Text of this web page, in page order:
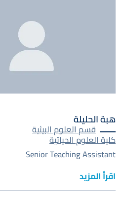
هبة الحليلة
قسم العلوم البيئية
كلية العلوم الحياتية
Senior Teaching Assistant
اقرأ المزيد